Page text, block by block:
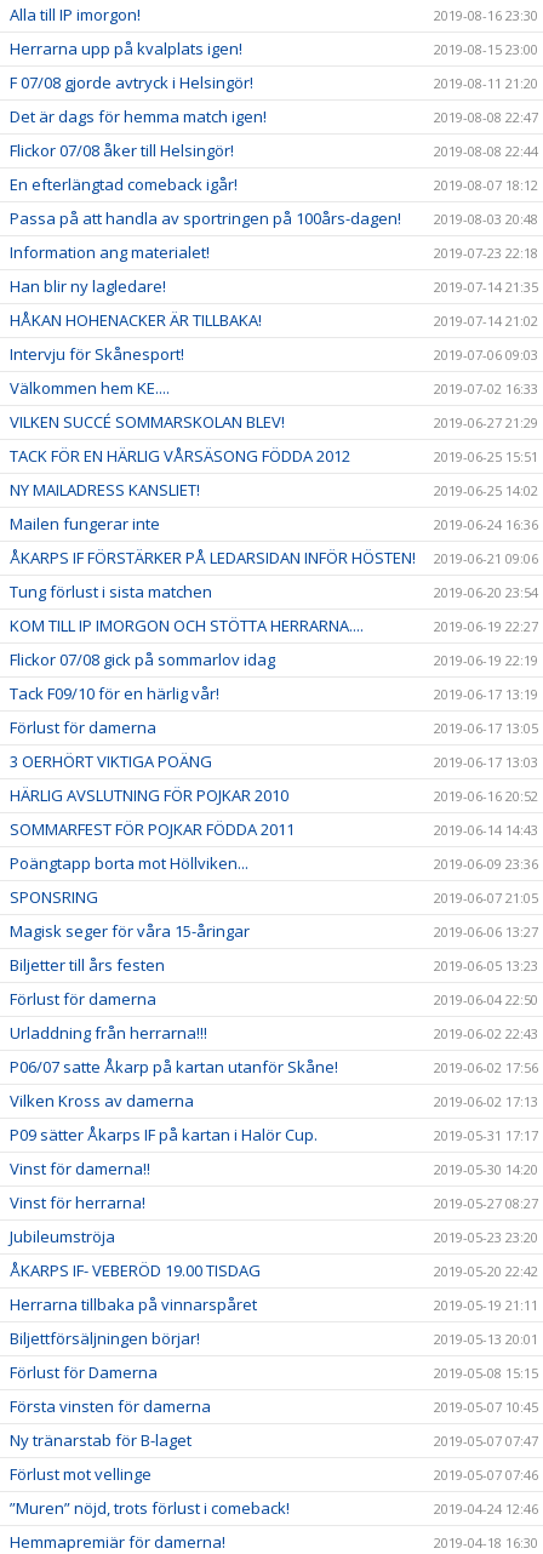
Alla till IP imorgon! 2019-08-16 23:30
Herrarna upp på kvalplats igen! 2019-08-15 23:00
F 07/08 gjorde avtryck i Helsingör! 2019-08-11 21:20
Det är dags för hemma match igen! 2019-08-08 22:47
Flickor 07/08 åker till Helsingör! 2019-08-08 22:44
En efterlängtad comeback igår! 2019-08-07 18:12
Passa på att handla av sportringen på 100års-dagen! 2019-08-03 20:48
Information ang materialet! 2019-07-23 22:18
Han blir ny lagledare! 2019-07-14 21:35
HÅKAN HOHENACKER ÄR TILLBAKA! 2019-07-14 21:02
Intervju för Skånesport! 2019-07-06 09:03
Välkommen hem KE.... 2019-07-02 16:33
VILKEN SUCCÉ SOMMARSKOLAN BLEV! 2019-06-27 21:29
TACK FÖR EN HÄRLIG VÅRSÄSONG FÖDDA 2012 2019-06-25 15:51
NY MAILADRESS KANSLIET! 2019-06-25 14:02
Mailen fungerar inte 2019-06-24 16:36
ÅKARPS IF FÖRSTÄRKER PÅ LEDARSIDAN INFÖR HÖSTEN! 2019-06-21 09:06
Tung förlust i sista matchen 2019-06-20 23:54
KOM TILL IP IMORGON OCH STÖTTA HERRARNA.... 2019-06-19 22:27
Flickor 07/08 gick på sommarlov idag 2019-06-19 22:19
Tack F09/10 för en härlig vår! 2019-06-17 13:19
Förlust för damerna 2019-06-17 13:05
3 OERHÖRT VIKTIGA POÄNG 2019-06-17 13:03
HÄRLIG AVSLUTNING FÖR POJKAR 2010 2019-06-16 20:52
SOMMARFEST FÖR POJKAR FÖDDA 2011 2019-06-14 14:43
Poängtapp borta mot Höllviken... 2019-06-09 23:36
SPONSRING 2019-06-07 21:05
Magisk seger för våra 15-åringar 2019-06-06 13:27
Biljetter till års festen 2019-06-05 13:23
Förlust för damerna 2019-06-04 22:50
Urladdning från herrarna!!! 2019-06-02 22:43
P06/07 satte Åkarp på kartan utanför Skåne! 2019-06-02 17:56
Vilken Kross av damerna 2019-06-02 17:13
P09 sätter Åkarps IF på kartan i Halör Cup. 2019-05-31 17:17
Vinst för damerna!! 2019-05-30 14:20
Vinst för herrarna! 2019-05-27 08:27
Jubileumströja 2019-05-23 23:20
ÅKARPS IF- VEBERÖD 19.00 TISDAG 2019-05-20 22:42
Herrarna tillbaka på vinnarspåret 2019-05-19 21:11
Biljettförsäljningen börjar! 2019-05-13 20:01
Förlust för Damerna 2019-05-08 15:15
Första vinsten för damerna 2019-05-07 10:45
Ny tränarstab för B-laget 2019-05-07 07:47
Förlust mot vellinge 2019-05-07 07:46
”Muren” nöjd, trots förlust i comeback! 2019-04-24 12:46
Hemmapremiär för damerna! 2019-04-18 16:30